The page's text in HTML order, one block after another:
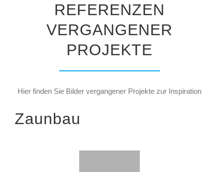
REFERENZEN
VERGANGENER
PROJEKTE
Hier finden Sie Bilder vergangener Projekte zur Inspiration
Zaunbau